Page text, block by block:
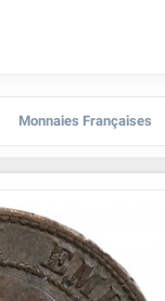
Monnaies Françaises